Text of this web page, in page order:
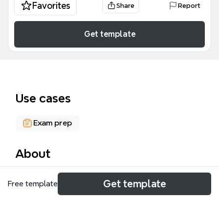
Favorites Share Report
Get template
Use cases
Exam prep
About
戰間期（1918-1937）心智圖模板涵蓋一戰後至二戰前
的全球關鍵事件，包含亞洲民族復興運動、蘇共發展、
Free template Get template